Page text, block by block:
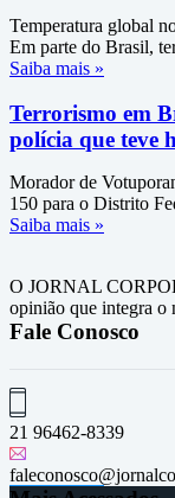
Temperatura global
Em parte do Brasil,
Saiba mais »
Terrorismo em
polícia que teve
Morador de
150 para o Distrito
Saiba mais »
O JORNAL
opinião que integra o
Fale Conosco
21 96462-8339